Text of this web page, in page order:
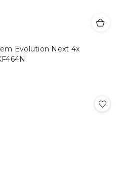
Evolution Next 4x